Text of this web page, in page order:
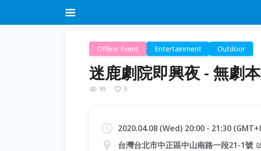
Offline Event Entertainment Outdoor
迷鹿劇院即興夜 - 無劇
95 5
2020.04.08 (Wed) 20:00 - 21:30
台灣台北市中正區中山南路一段21-1號